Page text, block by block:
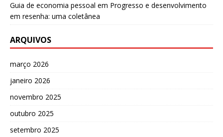
Guia de economia pessoal em Progresso e desenvolvimento
em resenha: uma coletânea
ARQUIVOS
março 2026
janeiro 2026
novembro 2025
outubro 2025
setembro 2025